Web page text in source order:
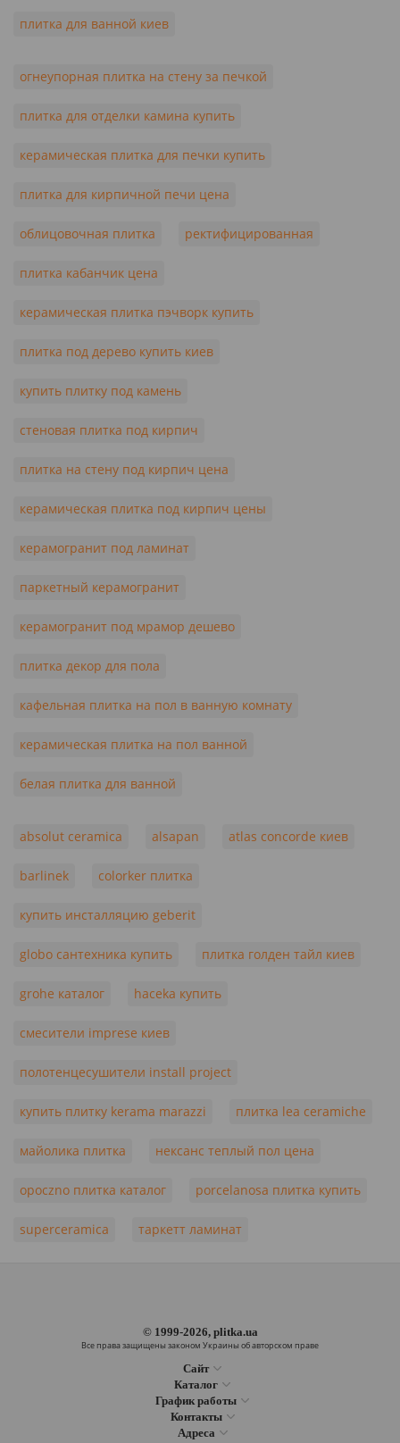
плитка для ванной киев
огнеупорная плитка на стену за печкой
плитка для отделки камина купить
керамическая плитка для печки купить
плитка для кирпичной печи цена
облицовочная плитка ректифицированная
плитка кабанчик цена
керамическая плитка пэчворк купить
плитка под дерево купить киев
купить плитку под камень
стеновая плитка под кирпич
плитка на стену под кирпич цена
керамическая плитка под кирпич цены
керамогранит под ламинат
паркетный керамогранит
керамогранит под мрамор дешево
плитка декор для пола
кафельная плитка на пол в ванную комнату
керамическая плитка на пол ванной
белая плитка для ванной
absolut ceramica alsapan atlas concorde киев
barlinek colorker плитка
купить инсталляцию geberit
globo сантехника купить плитка голден тайл киев
grohe каталог haceka купить
смесители imprese киев
полотенцесушители install project
купить плитку kerama marazzi плитка lea ceramiche
майолика плитка нексанс теплый пол цена
opoczno плитка каталог porcelanosa плитка купить
superceramica таркетт ламинат
© 1999-2026, plitka.ua
Все права защищены законом Украины об авторском праве
Сайт
Каталог
График работы
Контакты
Адреса